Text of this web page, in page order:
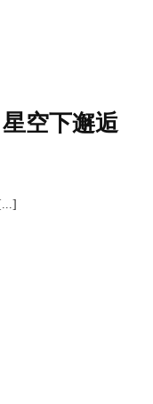
空下邂逅
<!-- 秀场直击 --> <!-- 官方展会 --> <!-- [...]